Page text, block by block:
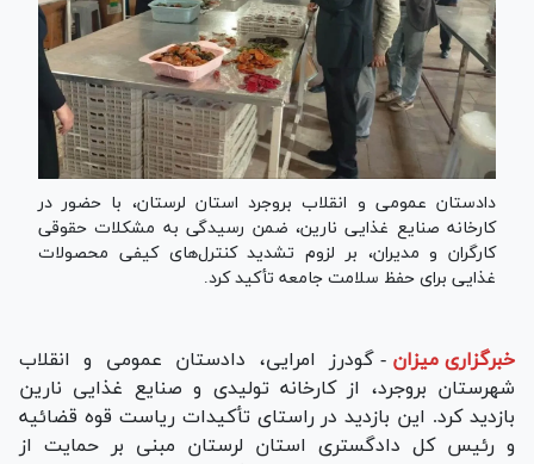
دادستان عمومی و انقلاب بروجرد استان لرستان، با حضور در
کارخانه صنایع غذایی نارین، ضمن رسیدگی به مشکلات حقوقی
کارگران و مدیران، بر لزوم تشدید کنترل‌های کیفی محصولات
غذایی برای حفظ سلامت جامعه تأکید کرد.
خبرگزاری میزان - گودرز امرایی، دادستان عمومی و انقلاب
شهرستان بروجرد، از کارخانه تولیدی و صنایع غذایی نارین
بازدید کرد. این بازدید در راستای تأکیدات ریاست قوه قضائیه
و رئیس کل دادگستری استان لرستان مبنی بر حمایت از